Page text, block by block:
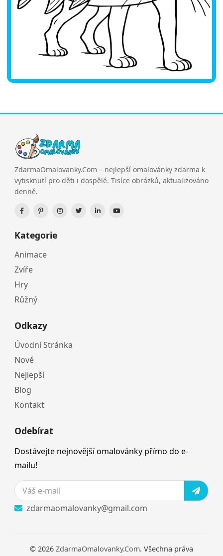
ZdarmaOmalovanky.Com – nejlepší omalovánky zdarma k
vytisknutí pro děti i dospělé. Tisíce obrázků, aktualizováno
denně.
Kategorie
Animace
Zvíře
Hry
Růžný
Odkazy
Úvodní Stránka
Nové
Nejlepší
Blog
Kontakt
Odebírat
Dostávejte nejnovější omalovánky přímo do e-
mailu!
zdarmaomalovanky@gmail.com
© 2026 ZdarmaOmalovanky.Com. Všechna práva